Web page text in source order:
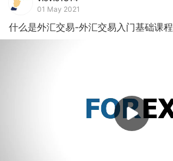
01 May 2021
什么是外汇交易-外汇交易入门基础课程